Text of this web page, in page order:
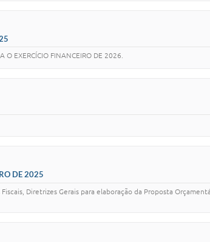
O EXERCÍCIO FINANCEIRO DE 2026.
DE 2025
Diretrizes Gerais para elaboração da Proposta